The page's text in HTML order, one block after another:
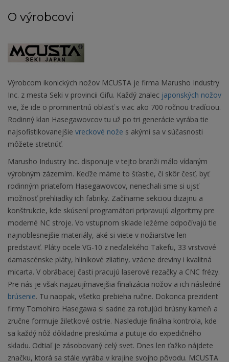
O výrobcovi
Výrobcom ikonických nožov MCUSTA je firma Marusho Industry
Inc. z mesta Seki v provincii Gifu. Každý znalec japonských nožov
vie, že ide o prominentnú oblasť s viac ako 700 ročnou tradíciou.
Rodinný klan Hasegawovcov tu už po tri generácie vyrába tie
najsofistikovanejšie vreckové nože s akými sa v súčasnosti
môžete stretnúť.
Marusho Industry Inc. disponuje v tejto branži málo vídaným
výrobným zázemím. Keďže máme to šťastie, či skôr česť, byť
rodinným priateľom Hasegawovcov, nenechali sme si ujsť
možnosť prehliadky ich fabriky. Začíname sekciou dizajnu a
konštrukcie, kde skúsení programátori pripravujú algoritmy pre
moderné NC stroje. Vo vstupnom sklade ležérne odpočívajú tie
najnoblesnejšie materiály, aké si viete v nožiarstve len
predstaviť. Pláty ocele VG-10 z neďalekého Takefu, 33 vrstvové
damascénske pláty, hliníkové zliatiny, vzácne dreviny i kvalitná
micarta. V obrábacej časti pracujú laserové rezačky a CNC frézy.
Pre nás je však najzaujímavejšia finalizácia nožov a ich následné
brúsenie. Tu naopak, všetko prebieha ručne. Dokonca prezident
firmy Tomohiro Hasegawa si sadne za rotujúci brúsny kameň a
zručne formuje žiletkové ostrie. Nasleduje finálna kontrola, kde
sa každý nôž dôkladne preskúma a putuje do expedičného
skladu. Odtiaľ je zásobovaný celý svet. Dnes len ťažko nájdete
značku, ktorá sa stále vyrába v krajine svojho pôvodu. MCUSTA